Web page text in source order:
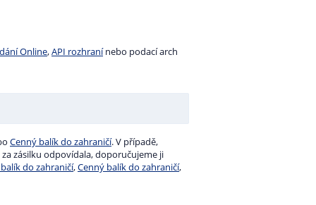
Online,API rozhranínebo podací arch
Cenný balík do zahraničí. V případě,
zásilku odpovídala, doporučujeme ji
do zahraničí,Cenný balík do zahraničí,